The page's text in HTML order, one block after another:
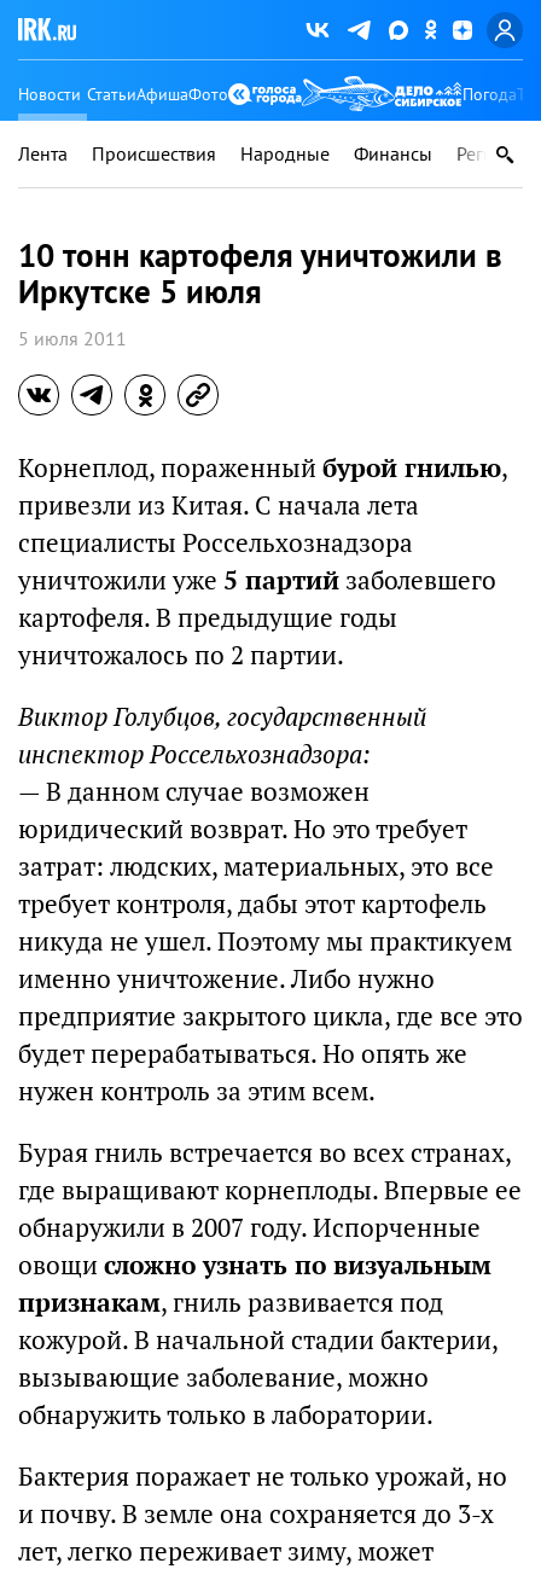
Новости СтатьиАфишаФото Погода
Лента Происшествия Народные Финансы Регионы
10 тонн картофеля уничтожили в
Иркутске 5 июля
5 июля 2011
Корнеплод, пораженный бурой гнилью,
привезли из Китая. С начала лета
специалисты Россельхознадзора
уничтожили уже 5 партий заболевшего
картофеля. В предыдущие годы
уничтожалось по 2 партии.
Виктор Голубцов, государственный
инспектор Россельхознадзора:
— В данном случае возможен
юридический возврат. Но это требует
затрат: людских, материальных, это все
требует контроля, дабы этот картофель
никуда не ушел. Поэтому мы практикуем
именно уничтожение. Либо нужно
предприятие закрытого цикла, где все это
будет перерабатываться. Но опять же
нужен контроль за этим всем.
Бурая гниль встречается во всех странах,
где выращивают корнеплоды. Впервые ее
обнаружили в 2007 году. Испорченные
овощи сложно узнать по визуальным
признакам, гниль развивается под
кожурой. В начальной стадии бактерии,
вызывающие заболевание, можно
обнаружить только в лаборатории.
Бактерия поражает не только урожай, но
и почву. В земле она сохраняется до 3-х
лет, легко переживает зиму, может